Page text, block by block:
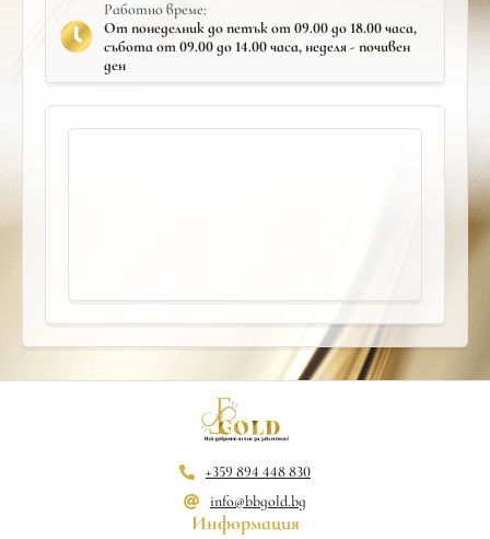
Работно време:
От понеделник до петък от 09.00 до 18.00 часа,
събота от 09.00 до 14.00 часа, неделя - почивен
ден
+359 894 448 830
info@bbgold.bg
Информация